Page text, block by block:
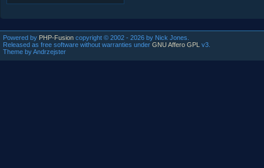
Powered by PHP-Fusion copyright © 2002 - 2026 by Nick Jones.
Released as free software without warranties under GNU Affero GPL v3.
Theme by Andrzejster